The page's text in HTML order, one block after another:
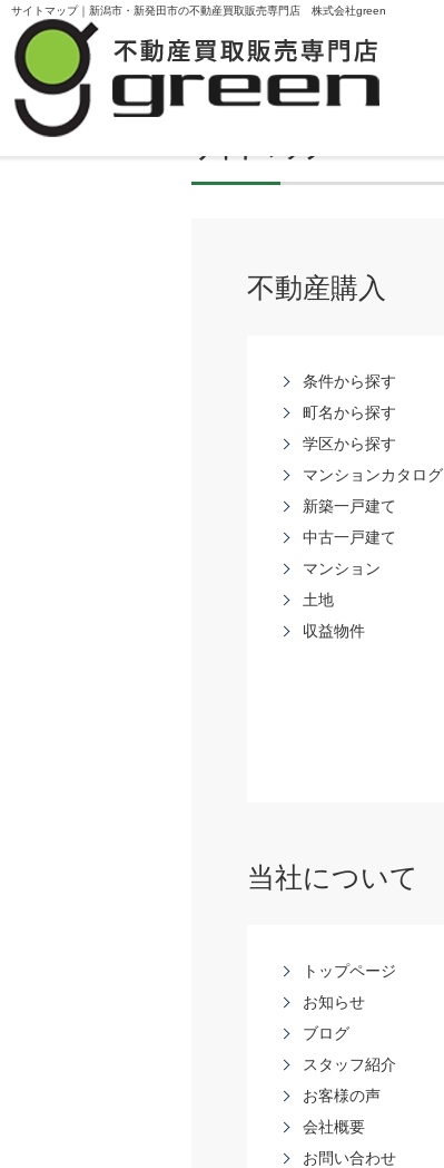
サイトマップ｜新潟市・新発田市の不動産買取販売専門店 株式会社green
不動産購入
条件から探す
町名から探す
学区から探す
マンションカタログ
新築一戸建て
中古一戸建て
マンション
土地
収益物件
当社について
トップページ
お知らせ
ブログ
スタッフ紹介
お客様の声
会社概要
お問い合わせ